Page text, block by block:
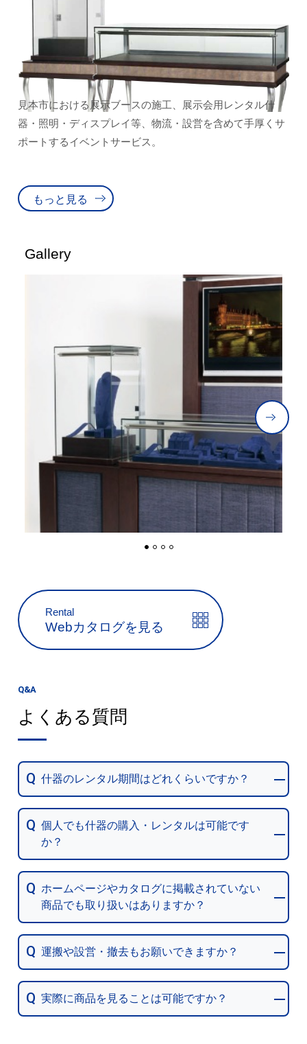
見本市における展示ブースの施工、展示会用レンタル什
器・照明・ディスプレイ等、物流・設営を含めて手厚くサ
ポートするイベントサービス。
もっと見る
Gallery
Rental
Webカタログを見る
Q&A
よくある質問
什器のレンタル期間はどれくらいですか？
基本レンタル期間は1週間になります。延長も可
能です。1週間単位でのご対応になります。
個人でも什器の購入・レンタルは可能です
か？
個人のお客様でも、什器のレンタルおよびご購
入は可能です。
ホームページやカタログに掲載されていない
商品でも取り扱いはありますか？
ホームページやカタログに掲載されていない商
品につきましても、まずはご要望をお聞かせく
ださい。
のご提案を含め、可能な限りご対応させていた
運搬や設営・撤去もお願いできますか？
運搬や設営・撤去につきましては、弊社自社便
および弊社スタッフにて対応が可能です。
実際に商品を見ることは可能ですか？